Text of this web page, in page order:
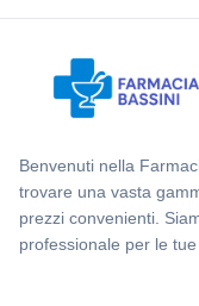
Benvenuti nella
trovare una vasta
prezzi convenienti.
professionale per le